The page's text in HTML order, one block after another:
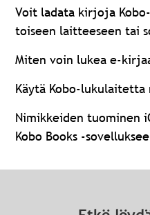
Voit ladata kirjoja
toiseen laitteeseen tai
Miten voin lukea e-
Käytä Kobo-
Nimikkeiden tuominen
Kobo Books -